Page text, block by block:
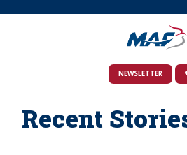
NEWSLETTER
Recent